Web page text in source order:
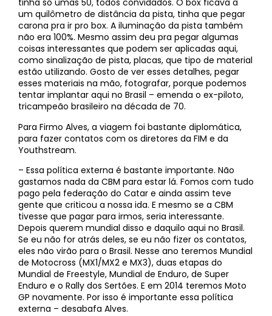
tinha só umas 50, todos convidados. O box ficava a
um quilômetro de distância da pista, tinha que pegar
carona pra ir pro box. A iluminação da pista também
não era 100%. Mesmo assim deu pra pegar algumas
coisas interessantes que podem ser aplicadas aqui,
como sinalização de pista, placas, que tipo de material
estão utilizando. Gosto de ver esses detalhes, pegar
esses materiais na mão, fotografar, porque podemos
tentar implantar aqui no Brasil – emenda o ex-piloto,
tricampeão brasileiro na década de 70.
Para Firmo Alves, a viagem foi bastante diplomática,
para fazer contatos com os diretores da FIM e da
Youthstream.
– Essa política externa é bastante importante. Não
gastamos nada da CBM para estar lá. Fomos com tudo
pago pela federação do Catar e ainda assim teve
gente que criticou a nossa ida. E mesmo se a CBM
tivesse que pagar para irmos, seria interessante.
Depois querem mundial disso e daquilo aqui no Brasil.
Se eu não for atrás deles, se eu não fizer os contatos,
eles não virão para o Brasil. Nesse ano teremos Mundial
de Motocross (MX1/MX2 e MX3), duas etapas do
Mundial de Freestyle, Mundial de Enduro, de Super
Enduro e o Rally dos Sertões. E em 2014 teremos Moto
GP novamente. Por isso é importante essa política
externa – desabafa Alves.